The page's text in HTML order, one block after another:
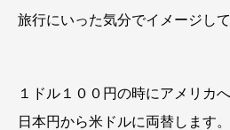
旅行にいった気分でイメージして
１ドル１００円の時にアメリカ
日本円から米ドルに両替します。